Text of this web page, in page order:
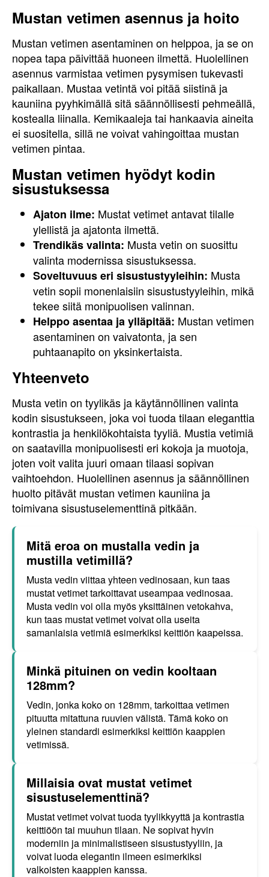
Mustan vetimen asennus ja hoito
Mustan vetimen asentaminen on helppoa, ja se on
nopea tapa päivittää huoneen ilmettä. Huolellinen
asennus varmistaa vetimen pysymisen tukevasti
paikallaan. Mustaa vetintä voi pitää siistinä ja
kauniina pyyhkimällä sitä säännöllisesti pehmeällä,
kostealla liinalla. Kemikaaleja tai hankaavia aineita
ei suositella, sillä ne voivat vahingoittaa mustan
vetimen pintaa.
Mustan vetimen hyödyt kodin
sisustuksessa
Ajaton ilme: Mustat vetimet antavat tilalle
ylellistä ja ajatonta ilmettä.
Trendikäs valinta: Musta vetin on suosittu
valinta modernissa sisustuksessa.
Soveltuvuus eri sisustustyyleihin: Musta
vetin sopii monenlaisiin sisustustyyleihin, mikä
tekee siitä monipuolisen valinnan.
Helppo asentaa ja ylläpitää: Mustan vetimen
asentaminen on vaivatonta, ja sen
puhtaanapito on yksinkertaista.
Yhteenveto
Musta vetin on tyylikäs ja käytännöllinen valinta
kodin sisustukseen, joka voi tuoda tilaan eleganttia
kontrastia ja henkilökohtaista tyyliä. Mustia vetimiä
on saatavilla monipuolisesti eri kokoja ja muotoja,
joten voit valita juuri omaan tilaasi sopivan
vaihtoehdon. Huolellinen asennus ja säännöllinen
huolto pitävät mustan vetimen kauniina ja
toimivana sisustuselementtinä pitkään.
Mitä eroa on mustalla vedin ja
mustilla vetimillä?
Musta vedin viittaa yhteen vedinosaan, kun taas
mustat vetimet tarkoittavat useampaa vedinosaa.
Musta vedin voi olla myös yksittäinen vetokahva,
kun taas mustat vetimet voivat olla useita
samanlaisia vetimiä esimerkiksi keittiön kaapeissa.
Minkä pituinen on vedin kooltaan
128mm?
Vedin, jonka koko on 128mm, tarkoittaa vetimen
pituutta mitattuna ruuvien välistä. Tämä koko on
yleinen standardi esimerkiksi keittiön kaappien
vetimissä.
Millaisia ovat mustat vetimet
sisustuselementtinä?
Mustat vetimet voivat tuoda tyylikkyyttä ja kontrastia
keittiöön tai muuhun tilaan. Ne sopivat hyvin
moderniin ja minimalistiseen sisustustyyliin, ja
voivat luoda elegantin ilmeen esimerkiksi
valkoisten kaappien kanssa.